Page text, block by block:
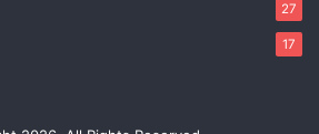
27
17